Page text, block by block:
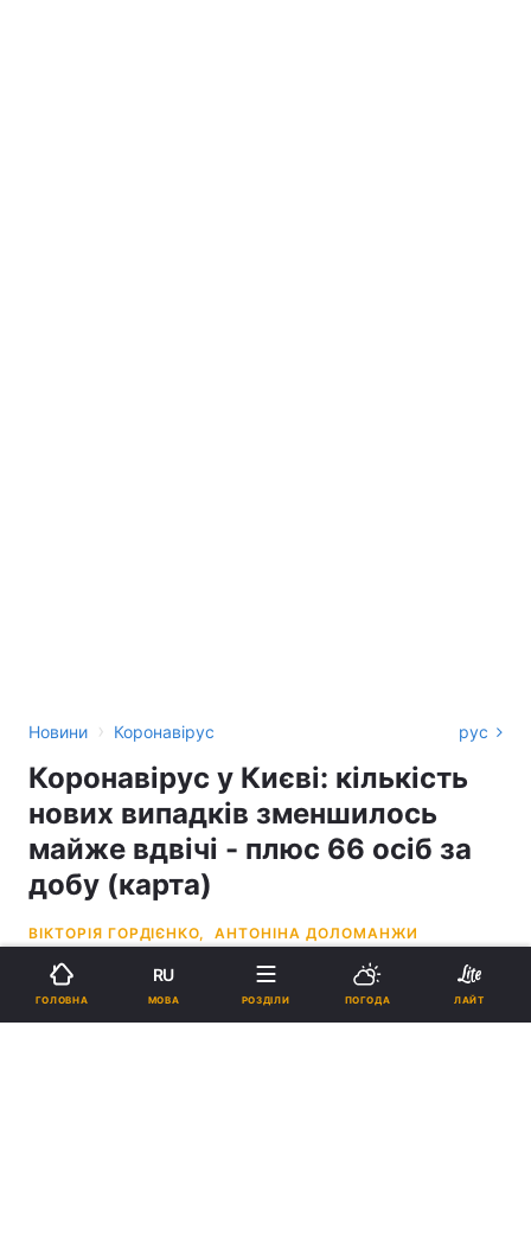
Новини › Коронавірус рус
Коронавірус у Києві: кількість
нових випадків зменшилось
майже вдвічі - плюс 66 осіб за
добу (карта)
ВІКТОРІЯ ГОРДІЄНКО, АНТОНІНА ДОЛОМАНЖИ
11:04, 10.08.20
ГОЛОВНА
RU
МОВА РОЗДІЛИ ПОГОДА ЛАЙТ